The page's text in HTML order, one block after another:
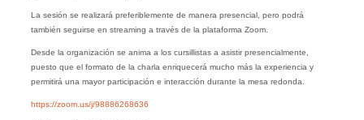
La sesión se realizará preferiblemente de manera presencial, pero podrá
también seguirse en streaming a través de la plataforma Zoom.
Desde la organización se anima a los cursillistas a asistir presencialmente,
puesto que el formato de la charla enriquecerá mucho más la experiencia y
permitirá una mayor participación e interacción durante la mesa redonda.
https://zoom.us/j/98886268636